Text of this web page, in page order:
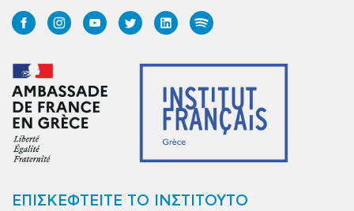
ΕΠΙΣΚΕΦΤΕΙΤΕ ΤΟ ΙΝΣΤΙΤΟΥΤΟ